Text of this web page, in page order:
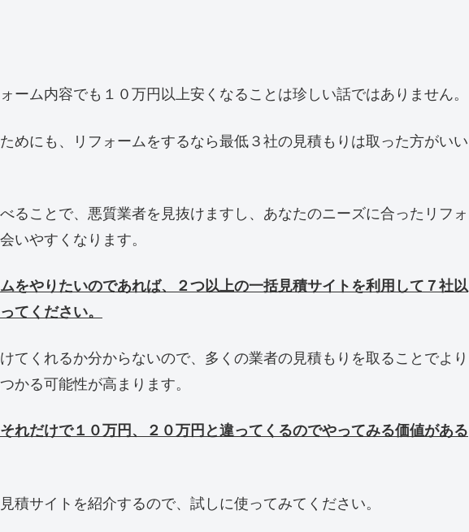
ーム内容でも１０万円以上安くなることは珍しい話ではありません。
めにも、リフォームをするなら最低３社の見積もりは取った方がいい
ることで、悪質業者を見抜けますし、あなたのニーズに合ったリフォ
いやすくなります。
をやりたいのであれば、２つ以上の一括見積サイトを利用して７社以
てください。
てくれるか分からないので、多くの業者の見積もりを取ることでより
かる可能性が高まります。
れだけで１０万円、２０万円と違ってくるのでやってみる価値がある
積サイトを紹介するので、試しに使ってみてください。